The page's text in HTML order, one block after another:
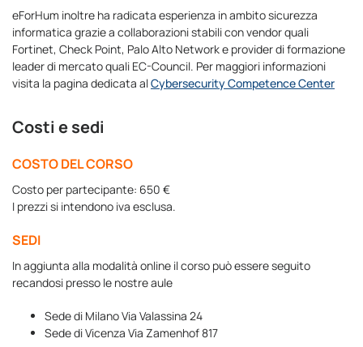
eForHum inoltre ha radicata esperienza in ambito sicurezza
informatica grazie a collaborazioni stabili con vendor quali
Fortinet, Check Point, Palo Alto Network e provider di formazione
leader di mercato quali EC-Council. Per maggiori informazioni
visita la pagina dedicata alCybersecurity Competence Center
Costi e sedi
COSTO DEL CORSO
Costo per partecipante: 650 €
I prezzi si intendono iva esclusa.
SEDI
In aggiunta alla modalità online il corso può essere seguito
recandosi presso le nostre aule
Sede di Milano Via Valassina 24
Sede di Vicenza Via Zamenhof 817